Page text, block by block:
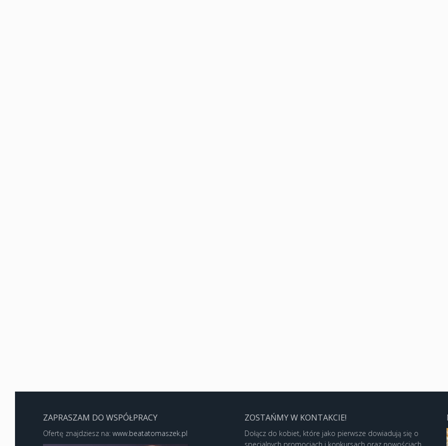
ZAPRASZAM DO WSPÓŁPRACY
Ofertę znajdziesz na: www.beatatomaszek.pl
ZOSTAŃMY W KONTAKCIE!
Dołącz do kobiet, które jako pierwsze dowiadują się o